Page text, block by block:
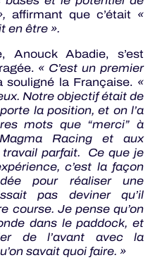
affirmant que c’était «
en être ».
Anouck Abadie, s’est
« C’est un premier
souligné la Française. «
Notre objectif était de
la position, et on l’a
mots que “merci” à
Racing et aux
parfait. Ce que je
c’est la façon
pour réaliser une
pas deviner qu’il
course. Je pense qu’on
dans le paddock, et
de l’avant avec la
savait quoi faire. »